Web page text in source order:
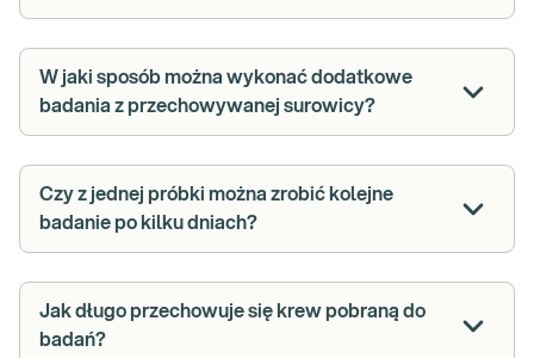
W jaki sposób można wykonać dodatkowe
badania z przechowywanej surowicy?
Czy z jednej próbki można zrobić kolejne
badanie po kilku dniach?
Jak długo przechowuje się krew pobraną do
badań?